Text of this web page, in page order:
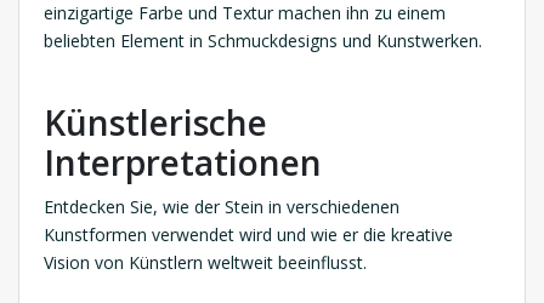
einzigartige Farbe und Textur machen ihn zu einem
beliebten Element in Schmuckdesigns und Kunstwerken.
Künstlerische
Interpretationen
Entdecken Sie, wie der Stein in verschiedenen
Kunstformen verwendet wird und wie er die kreative
Vision von Künstlern weltweit beeinflusst.